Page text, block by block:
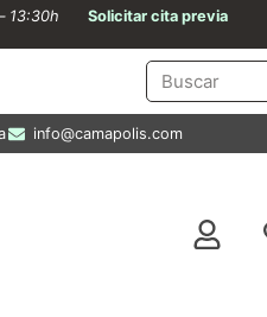
13:30h Solicitar cita previa
info@camapolis.com